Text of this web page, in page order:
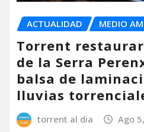
ACTUALIDAD MEDIO
Torrent
de la Serra
balsa de
lluvias
torrent al dia Ago